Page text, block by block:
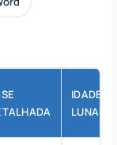
IDADE
LUNAR